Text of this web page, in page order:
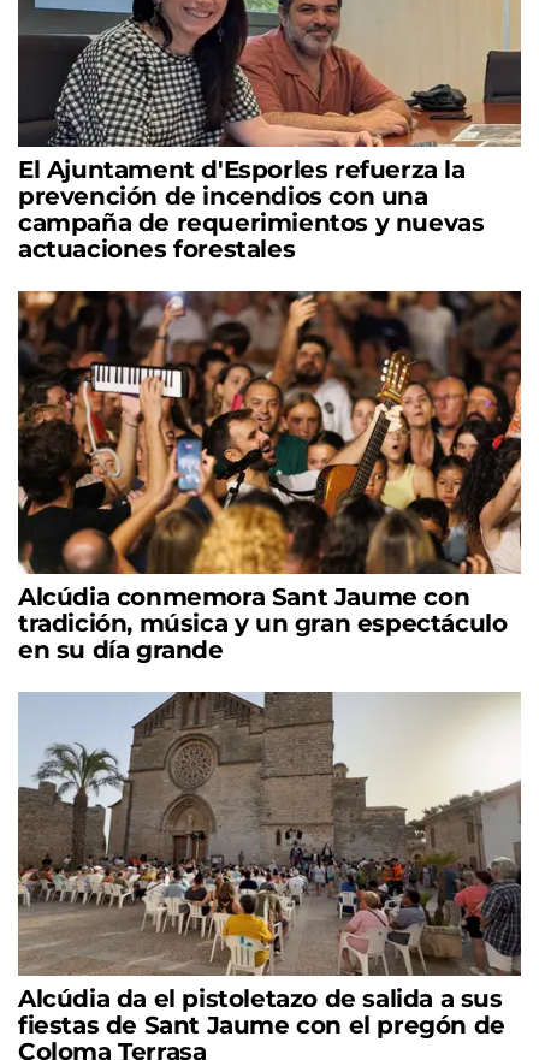
El Ajuntament d'Esporles refuerza la
prevención de incendios con una
campaña de requerimientos y nuevas
actuaciones forestales
Alcúdia conmemora Sant Jaume con
tradición, música y un gran espectáculo
en su día grande
Alcúdia da el pistoletazo de salida a sus
fiestas de Sant Jaume con el pregón de
Coloma Terrasa